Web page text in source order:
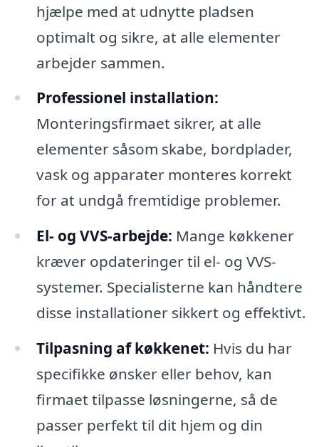
hjælpe med at udnytte pladsen
optimalt og sikre, at alle elementer
arbejder sammen.
Professionel installation:
Monteringsfirmaet sikrer, at alle
elementer såsom skabe, bordplader,
vask og apparater monteres korrekt
for at undgå fremtidige problemer.
El- og VVS-arbejde: Mange køkkener
kræver opdateringer til el- og VVS-
systemer. Specialisterne kan håndtere
disse installationer sikkert og effektivt.
Tilpasning af køkkenet: Hvis du har
specifikke ønsker eller behov, kan
firmaet tilpasse løsningerne, så de
passer perfekt til dit hjem og din